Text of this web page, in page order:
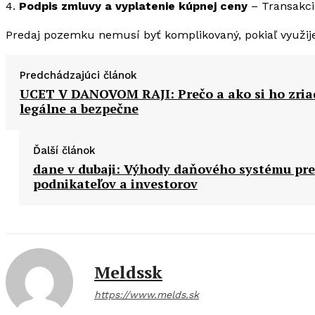
4. Podpis zmluvy a vyplatenie kúpnej ceny –
Predaj pozemku nemusí byť komplikovaný, pokiaľ
Predchádzajúci článok
UCET V DANOVOM RAJI: Prečo a ako si ho
legálne a bezpečne
Ďalší článok
dane v dubaji: Výhody daňového systému pre
podnikateľov a investorov
Meldssk
https://www.melds.sk